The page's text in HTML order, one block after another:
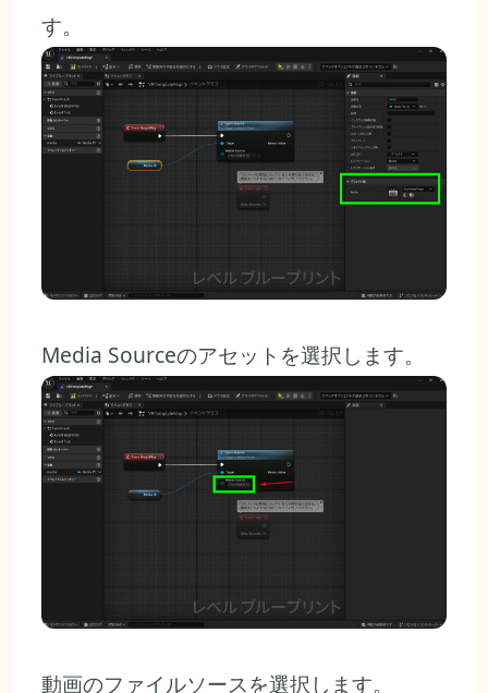
す。
Media Sourceのアセットを選択します。
動画のファイルソースを選択します。